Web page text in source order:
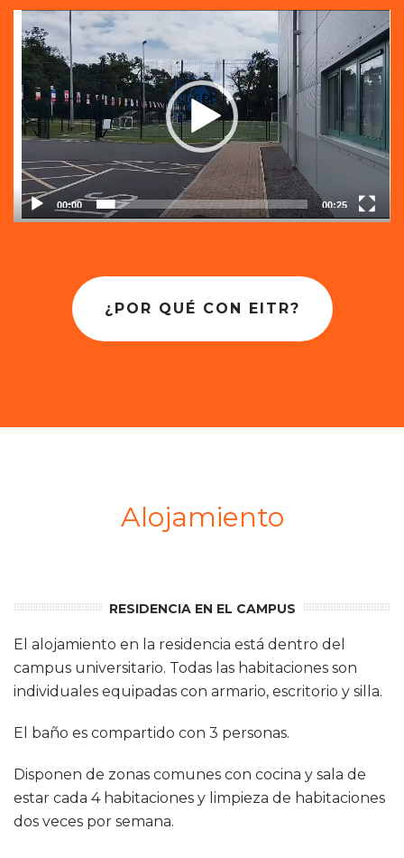
Reproductor
de
vídeo
00:00 00:25
¿POR QUÉ CON EITR?
Alojamiento
RESIDENCIA EN EL CAMPUS
El alojamiento en la residencia está dentro del
campus universitario. Todas las habitaciones son
individuales equipadas con armario, escritorio y silla.
El baño es compartido con 3 personas.
Disponen de zonas comunes con cocina y sala de
estar cada 4 habitaciones y limpieza de habitaciones
dos veces por semana.